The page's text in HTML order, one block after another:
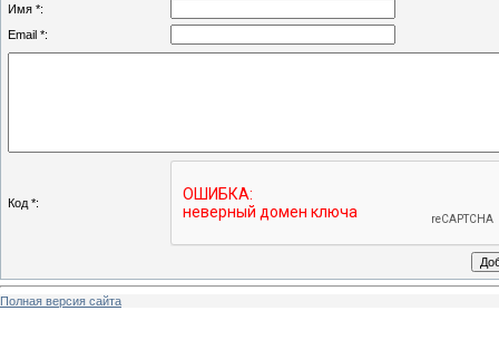
Имя *:
Email *:
Код *:
Полная версия сайта